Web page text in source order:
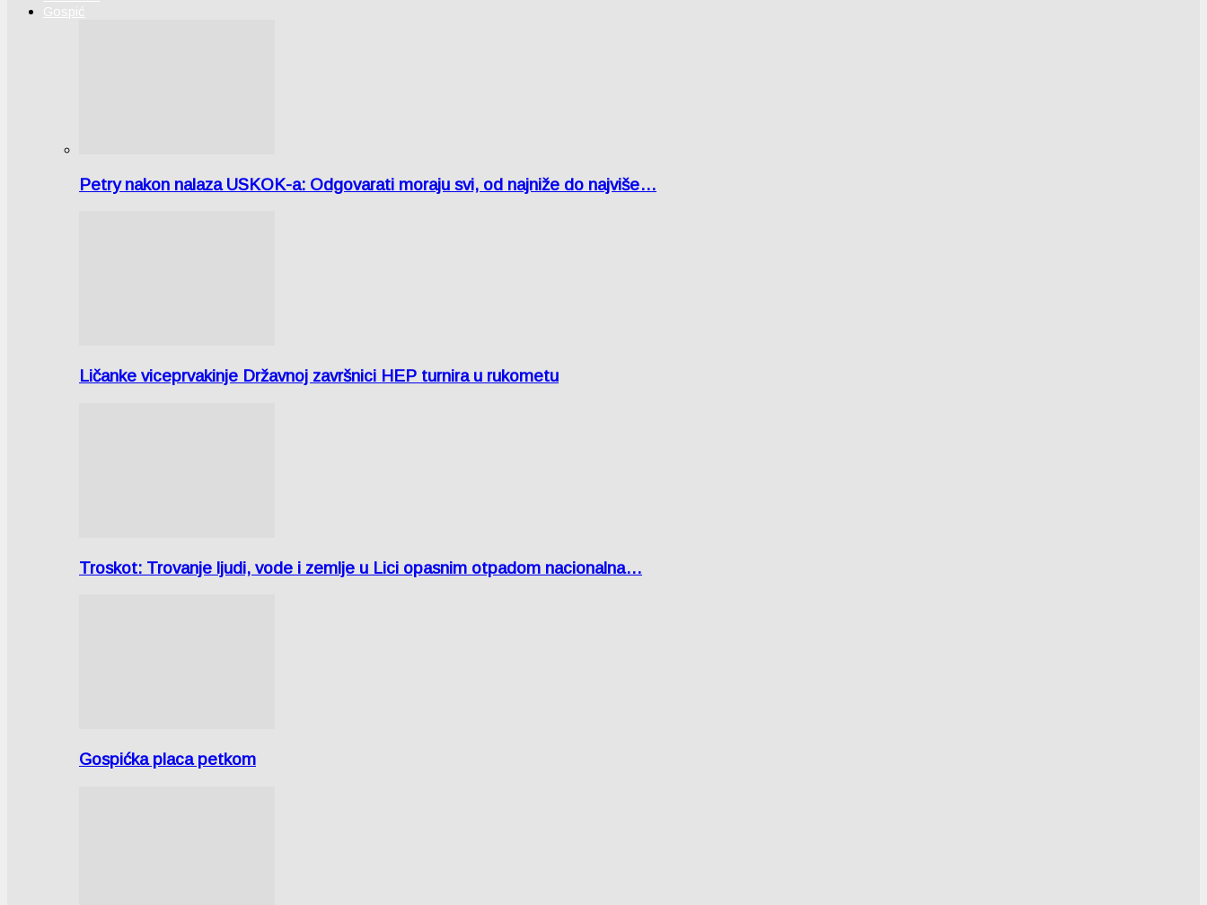
Gospić
Petry nakon nalaza USKOK-a: Odgovarati moraju svi, od najniže do najviše…
Ličanke viceprvakinje Državnoj završnici HEP turnira u rukometu
Troskot: Trovanje ljudi, vode i zemlje u Lici opasnim otpadom nacionalna…
Gospićka placa petkom